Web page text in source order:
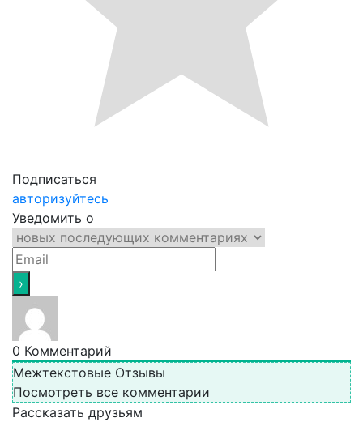
Подписаться
авторизуйтесь
Уведомить о
0 Комментарий
Межтекстовые Отзывы
Посмотреть все комментарии
Рассказать друзьям